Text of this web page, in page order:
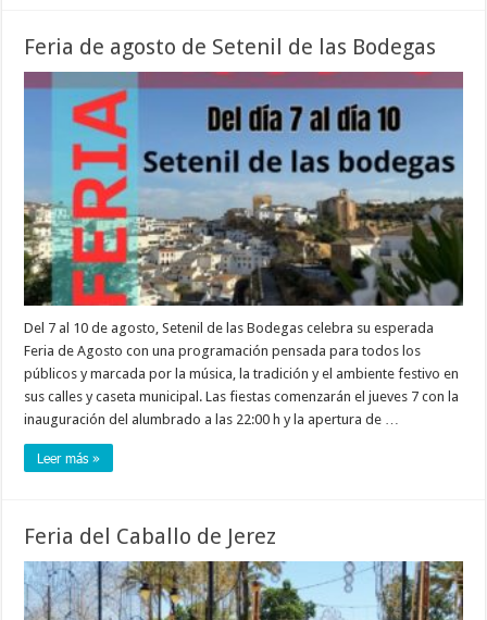
Feria de agosto de Setenil de las Bodegas
Del 7 al 10 de agosto, Setenil de las Bodegas celebra su esperada
Feria de Agosto con una programación pensada para todos los
públicos y marcada por la música, la tradición y el ambiente festivo en
sus calles y caseta municipal. Las fiestas comenzarán el jueves 7 con la
inauguración del alumbrado a las 22:00 h y la apertura de …
Leer más »
Feria del Caballo de Jerez